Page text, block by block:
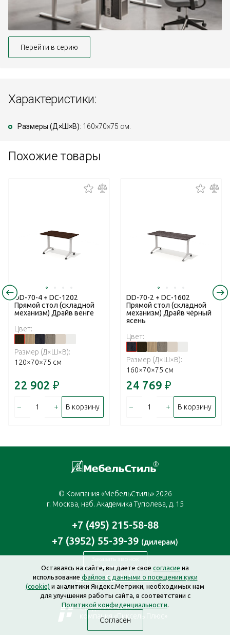
Перейти в серию
Характеристики:
Размеры (Д×Ш×В): 160×70×75 см.
Похожие товары
DD-70-4 + DC-1202
Прямой стол (складной
механизм) Драйв венге
Цвет:
Размер (Д×Ш×В):
120×70×75 см
22 902 ₽
– + В корзину
DD-70-2 + DC-1602
Прямой стол (складной
механизм) Драйв чёрный
ясень
Цвет:
Размер (Д×Ш×В):
160×70×75 см
24 769 ₽
– + В корзину
© Компания «МебельСтиль» 2026
г. Москва, наб. Академика Туполева, д. 15
+7 (495) 215-58-88
+7 (3952) 55-39-39 (дилерам)
Заказать звонок
moscow@mebelstyle.ru
Создание сайта —
компания «Пиксель Плюс»
Оставаясь на сайте, вы даете свое согласие на
использованиефайлов с данными о посещении куки
(cookie) и аналитики Яндекс.Метрики, необходимых нам
для улучшения работы сайта, в соответствии с
Политикой конфиденциальности.
Согласен